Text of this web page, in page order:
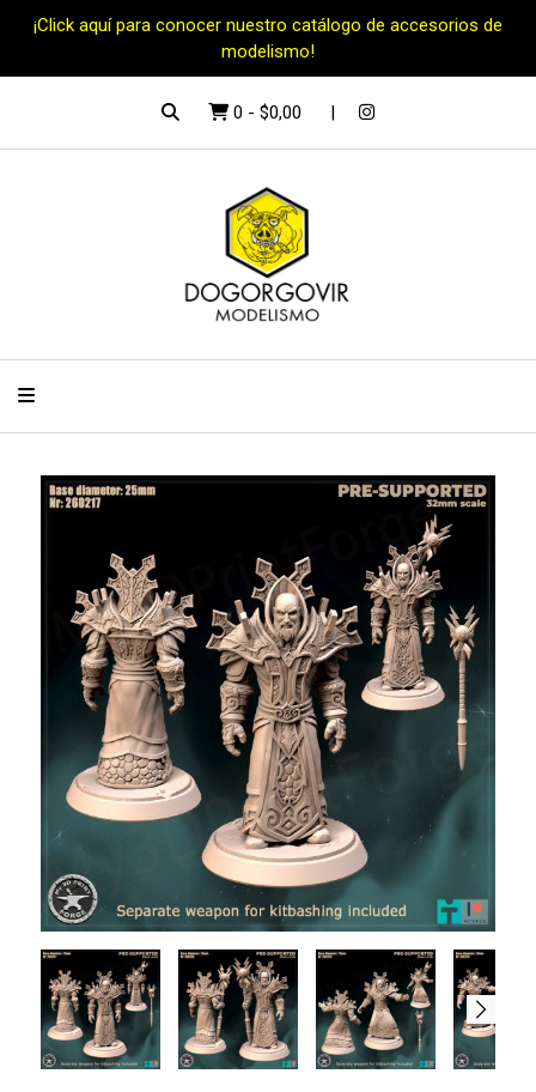
¡Click aquí para conocer nuestro catálogo de accesorios de
modelismo!
0 - $0,00